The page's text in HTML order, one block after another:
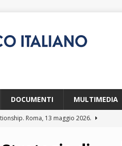
DOCUMENTI MULTIMEDIA
Roma, 13 maggio 2026.